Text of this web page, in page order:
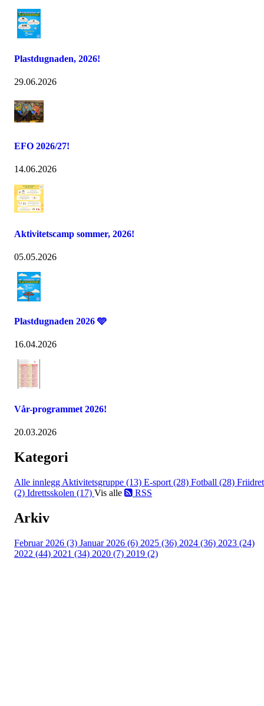
Plastdugnaden, 2026!
29.06.2026
EFO 2026/27!
14.06.2026
Aktivitetscamp sommer, 2026!
05.05.2026
Plastdugnaden 2026 🩵
16.04.2026
Vår-programmet 2026!
20.03.2026
Kategori
Alle innlegg Aktivitetsgruppe (13) E-sport (28) Fotball (28)
(2) Idrettsskolen (17) Vis alle RSS
Arkiv
Februar 2026 (3) Januar 2026 (6) 2025 (36) 2024 (36) 2023 (24)
2022 (44) 2021 (34) 2020 (7) 2019 (2)